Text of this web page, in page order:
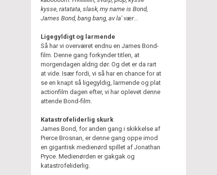
kysse, ratatata, slask, my name is Bond,
James Bond, bang bang, av la' vær...
Ligegyldigt og larmende
Så har vi overværet endnu en James Bond-
film. Denne gang forkynder titlen, at
morgendagen aldrig dør. Og det er da rart
at vide. Især fordi, vi så har en chance for at
se en knapt så ligegyldig, larmende og plat
actionfilm dagen efter, vi har oplevet denne
attende Bond-film.
Katastrofeliderlig skurk
James Bond, for anden gang i skikkelse af
Pierce Brosnan, er denne gang oppe imod
en gigantisk medienørd spillet af Jonathan
Pryce. Medienørden er gakgak og
katastrofeliderlig.